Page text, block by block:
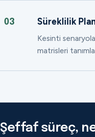
03 Süreklilik
Kesinti
matrisleri
Şeffaf süreç,